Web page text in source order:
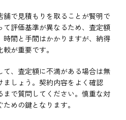
で見積もりを取ることが賢明で
評価基準が異なるため、査定額
時間と手間はかかりますが、納得
が重要です。
、査定額に不満がある場合は無
しょう。契約内容をよく確認
まで質問してください。慎重な対
めの鍵となります。